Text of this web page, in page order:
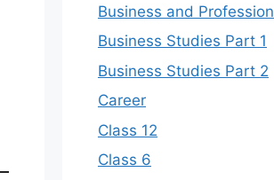
Business and Profession
Business Studies Part 1
Business Studies Part 2
Career
Class 12
Class 6